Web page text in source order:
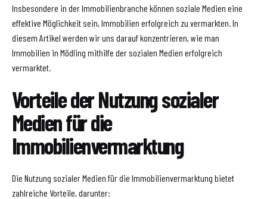
Insbesondere in der Immobilienbranche können soziale Medien eine
effektive Möglichkeit sein, Immobilien erfolgreich zu vermarkten. In
diesem Artikel werden wir uns darauf konzentrieren, wie man
Immobilien in Mödling mithilfe der sozialen Medien erfolgreich
vermarktet.
Vorteile der Nutzung sozialer
Medien für die
Immobilienvermarktung
Die Nutzung sozialer Medien für die Immobilienvermarktung bietet
zahlreiche Vorteile, darunter: